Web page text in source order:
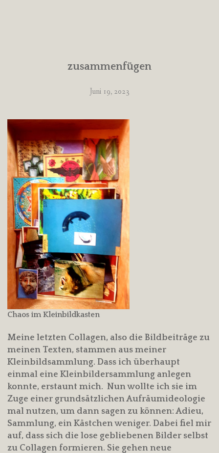
zusammenfügen
Juni 19, 2023
Chaos im Kleinbildkasten
Meine letzten Collagen, also die Bildbeiträge zu
meinen Texten, stammen aus meiner
Kleinbildsammlung. Dass ich überhaupt
einmal eine Kleinbildersammlung anlegen
konnte, erstaunt mich. Nun wollte ich sie im
Zuge einer grundsätzlichen Aufräumideologie
mal nutzen, um dann sagen zu können: Adieu,
Sammlung, ein Kästchen weniger. Dabei fiel mir
auf, dass sich die lose gebliebenen Bilder selbst
zu Collagen formieren. Sie gehen neue